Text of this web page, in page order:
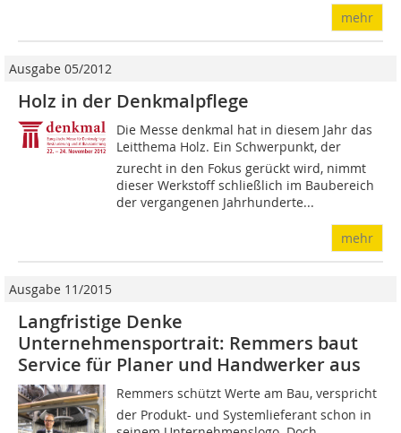
mehr
Ausgabe 05/2012
Holz in der Denkmalpflege
Die Messe denkmal hat in diesem Jahr das
Leitthema Holz. Ein Schwerpunkt, der
zurecht in den Fokus gerückt wird, nimmt
dieser Werkstoff schließlich im Baubereich
der vergangenen Jahrhunderte...
mehr
Ausgabe 11/2015
Langfristige Denke
Unternehmensportrait: Remmers baut
Service für Planer und Handwerker aus
Remmers schützt Werte am Bau, verspricht
der Produkt- und Systemlieferant schon in